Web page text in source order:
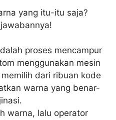
yang itu-itu saja?
proses mencampur
menggunakan mesin
dari ribuan kode
warna yang benar-
warna, lalu operator